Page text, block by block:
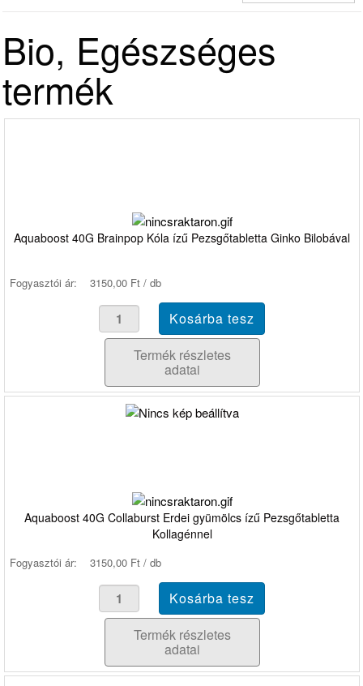
Bio, Egészséges
termék
Aquaboost 40G Brainpop Kóla ízű Pezsgőtabletta Ginko Bilobával
Fogyasztói ár: 3150,00 Ft / db
Termék részletes
adatai
Aquaboost 40G Collaburst Erdei gyümölcs ízű Pezsgőtabletta
Kollagénnel
Fogyasztói ár: 3150,00 Ft / db
Termék részletes
adatai